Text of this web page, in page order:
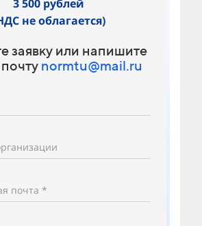
3 500 рублей
не облагается)
заявку или напишите
normtu@mail.ru
почта *